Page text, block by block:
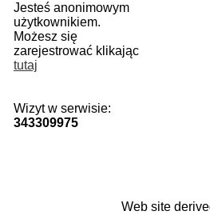
Jesteś anonimowym
użytkownikiem.
Możesz się
zarejestrować klikając
tutaj
Wizyt w serwisie:
343309975
Web site